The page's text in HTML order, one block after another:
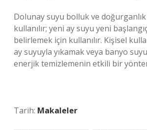
Dolunay suyu bolluk ve
kullanılır; yeni ay suyu yeni
belirlemek için kullanılır. Kişisel
ay suyuyla yıkamak veya banyo
enerjik temizlemenin etkili bir
Tarih: Makaleler